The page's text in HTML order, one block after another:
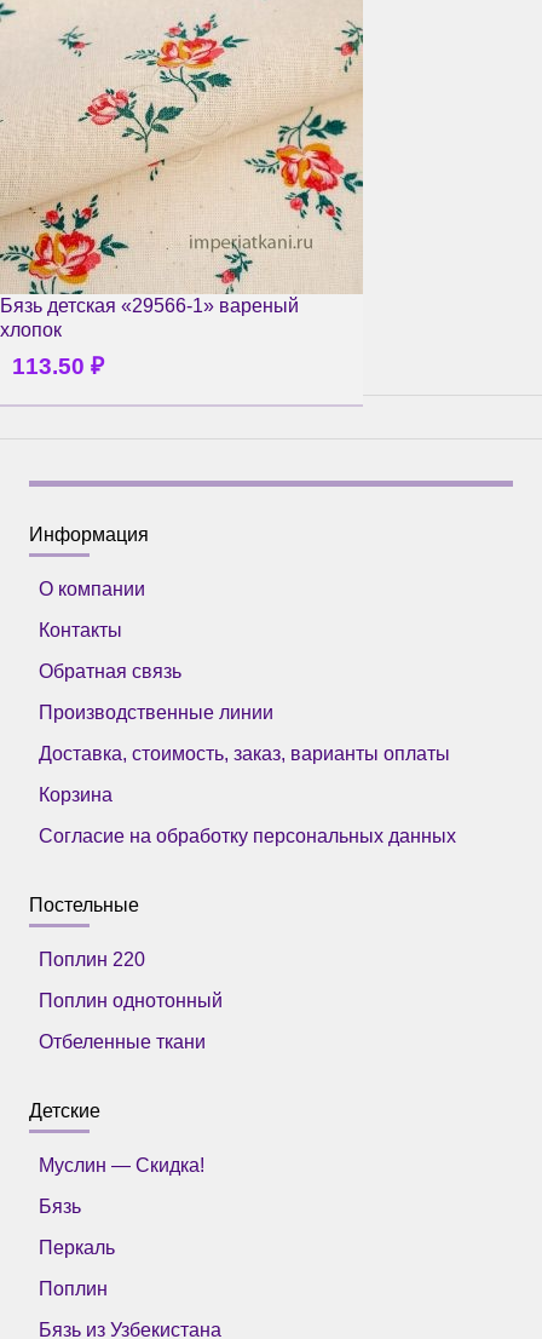
Бязь детская «29566-1» вареный
хлопок
113.50 ₽
Информация
О компании
Контакты
Обратная связь
Производственные линии
Доставка, стоимость, заказ, варианты оплаты
Корзина
Согласие на обработку персональных данных
Постельные
Поплин 220
Поплин однотонный
Отбеленные ткани
Детские
Муслин — Скидка!
Бязь
Перкаль
Поплин
Бязь из Узбекистана